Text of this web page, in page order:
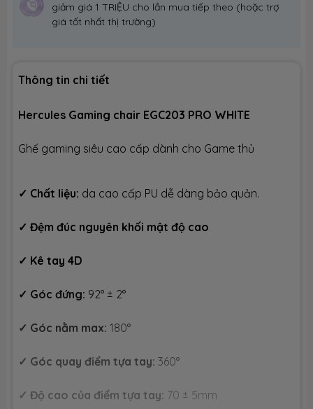
giảm giá 1 TRIỆU cho lần mua tiếp theo (hoặc trợ
giá tốt nhất thị trường)
Thông tin chi tiết
Hercules Gaming chair EGC203 PRO WHITE
Ghế gaming siêu cao cấp dành cho Game thủ
✓ Chất liệu: da cao cấp PU dễ dàng bảo quản.
✓ Đệm đúc nguyên khối mật độ cao
✓ Kê tay 4D
✓ Góc đứng: 92° ± 2°
✓ Góc nằm max: 180°
✓ Góc quay điểm tựa tay: 360°
✓ Độ cao của điểm tựa tay: 70 ± 5mm